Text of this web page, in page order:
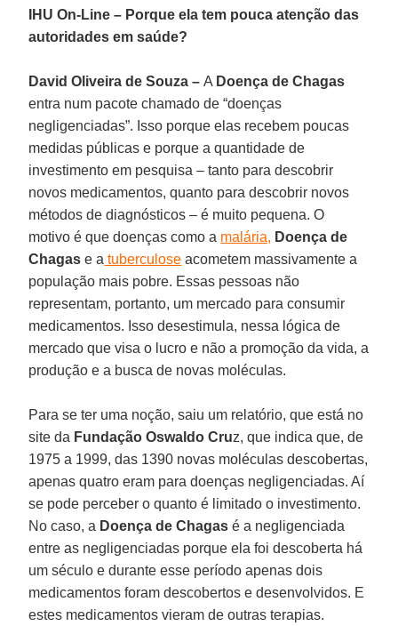
IHU On-Line – Porque ela tem pouca atenção das
autoridades em saúde?
David Oliveira de Souza –A Doença de Chagas
entra num pacote chamado de “doenças
negligenciadas”. Isso porque elas recebem poucas
medidas públicas e porque a quantidade de
investimento em pesquisa – tanto para descobrir
novos medicamentos, quanto para descobrir novos
métodos de diagnósticos – é muito pequena. O
motivo é que doenças como a malária, Doença de
Chagas e a tuberculose acometem massivamente a
população mais pobre. Essas pessoas não
representam, portanto, um mercado para consumir
medicamentos. Isso desestimula, nessa lógica de
mercado que visa o lucro e não a promoção da vida, a
produção e a busca de novas moléculas.
Para se ter uma noção, saiu um relatório, que está no
site da Fundação Oswaldo Cruz, que indica que, de
1975 a 1999, das 1390 novas moléculas descobertas,
apenas quatro eram para doenças negligenciadas. Aí
se pode perceber o quanto é limitado o investimento.
No caso, a Doença de Chagas é a negligenciada
entre as negligenciadas porque ela foi descoberta há
um século e durante esse período apenas dois
medicamentos foram descobertos e desenvolvidos. E
estes medicamentos vieram de outras terapias.